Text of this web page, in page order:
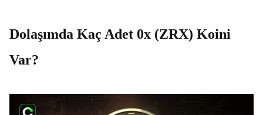
Dolaşımda Kaç Adet 0x (ZRX) Koini
Var?